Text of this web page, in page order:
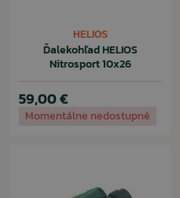
HELIOS
Ďalekohľad HELIOS
Nitrosport 10x26
59,00 €
Momentálne nedostupné